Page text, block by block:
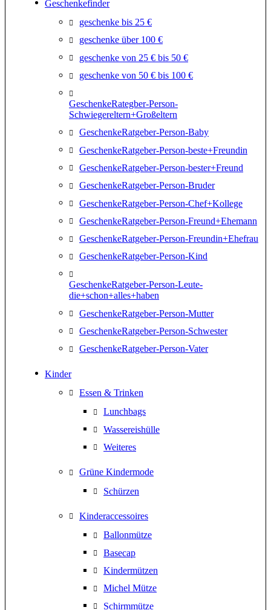
Geschenkefinder
geschenke bis 25 €
geschenke über 100 €
geschenke von 25 € bis 50 €
geschenke von 50 € bis 100 €
GeschenkeRategber-Person-
Schwiegereltern+Großeltern
GeschenkeRatgeber-Person-Baby
GeschenkeRatgeber-Person-beste+Freundin
GeschenkeRatgeber-Person-bester+Freund
GeschenkeRatgeber-Person-Bruder
GeschenkeRatgeber-Person-Chef+Kollege
GeschenkeRatgeber-Person-Freund+Ehemann
GeschenkeRatgeber-Person-Freundin+Ehefrau
GeschenkeRatgeber-Person-Kind
GeschenkeRatgeber-Person-Leute-
die+schon+alles+haben
GeschenkeRatgeber-Person-Mutter
GeschenkeRatgeber-Person-Schwester
GeschenkeRatgeber-Person-Vater
Kinder
Essen & Trinken
Lunchbags
Wassereishülle
Weiteres
Grüne Kindermode
Schürzen
Kinderaccessoires
Ballonmütze
Basecap
Kindermützen
Michel Mütze
Schirmmütze